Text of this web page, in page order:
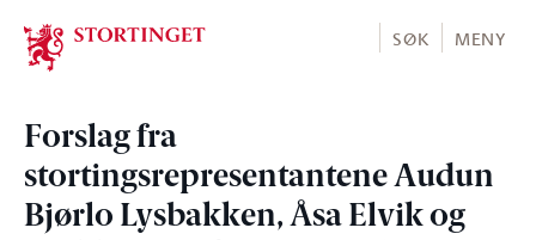
Stortinget.no
SØK MENY
Forslag fra
stortingsrepresentantene Audun
Bjørlo Lysbakken, Åsa Elvik og